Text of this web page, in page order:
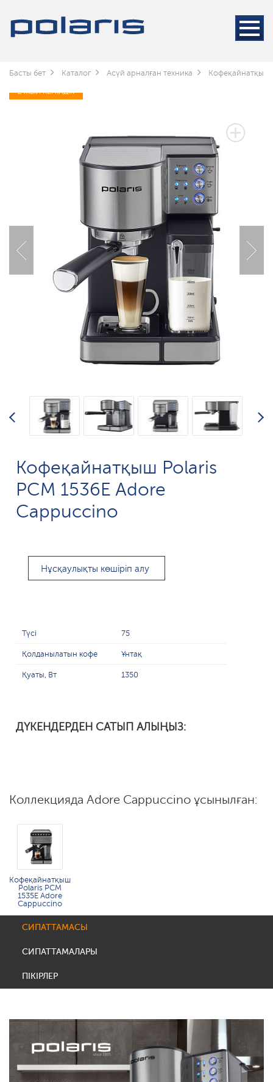
Басты бет Каталог Асүй арналған техника
2 ЖЫЛ КЕПІЛДІК
Кофеқайнатқыш Polaris
PCM 1536E Adore
Cappuccino
Нұсқаулықты көшіріп алу
Түсі 75
Қолданылатын кофе Ұнтақ
Қуаты, Вт 1350
ДҮКЕНДЕРДЕН САТЫП АЛЫҢЫЗ:
Коллекцияда Adore Cappuccino ұсынылған:
Кофеқайнатқыш
Polaris PCM
1535E Adore
Cappuccino
СИПАТТАМАСЫ
СИПАТТАМАЛАРЫ
ПІКІРЛЕР